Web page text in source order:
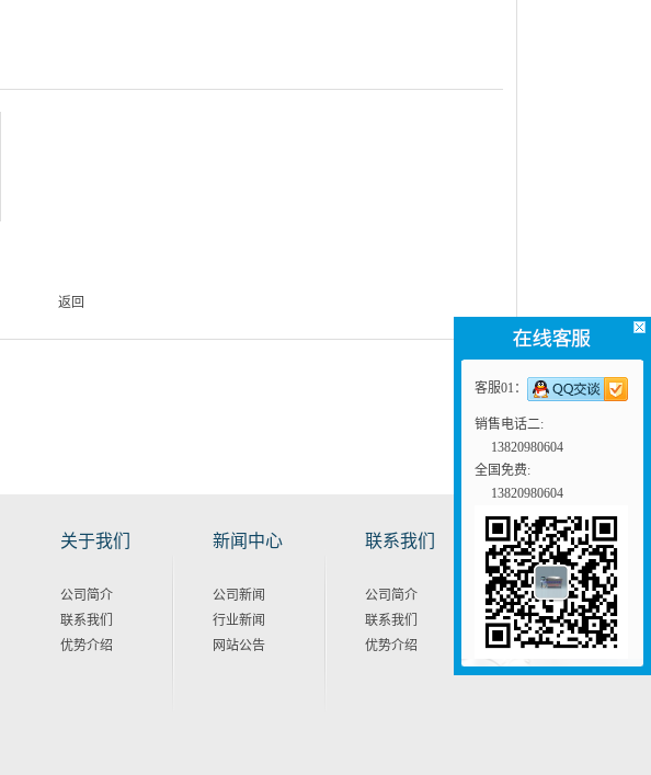
返回
关于我们
公司简介
联系我们
优势介绍
新闻中心
公司新闻
行业新闻
网站公告
联系我们
公司简介
联系我们
优势介绍
客服01：
销售电话二:
13820980604
全国免费:
13820980604